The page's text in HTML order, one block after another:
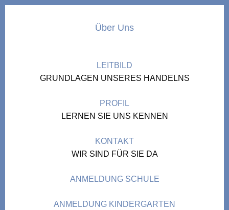
Über Uns
LEITBILD
GRUNDLAGEN UNSERES HANDELNS
PROFIL
LERNEN SIE UNS KENNEN
KONTAKT
WIR SIND FÜR SIE DA
ANMELDUNG SCHULE
ANMELDUNG KINDERGARTEN